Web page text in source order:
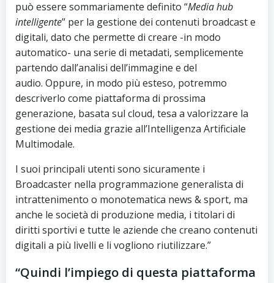
può essere sommariamente definito “Media hub
intelligente” per la gestione dei contenuti broadcast e
digitali, dato che permette di creare -in modo
automatico- una serie di metadati, semplicemente
partendo dall’analisi dell’immagine e del
audio. Oppure, in modo più esteso, potremmo
descriverlo come piattaforma di prossima
generazione, basata sul cloud, tesa a valorizzare la
gestione dei media grazie all’Intelligenza Artificiale
Multimodale.
I suoi principali utenti sono sicuramente i
Broadcaster nella programmazione generalista di
intrattenimento o monotematica news & sport, ma
anche le società di produzione media, i titolari di
diritti sportivi e tutte le aziende che creano contenuti
digitali a più livelli e li vogliono riutilizzare.”
“Quindi l’impiego di questa piattaforma